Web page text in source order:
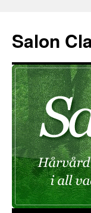
innehåll
Salon